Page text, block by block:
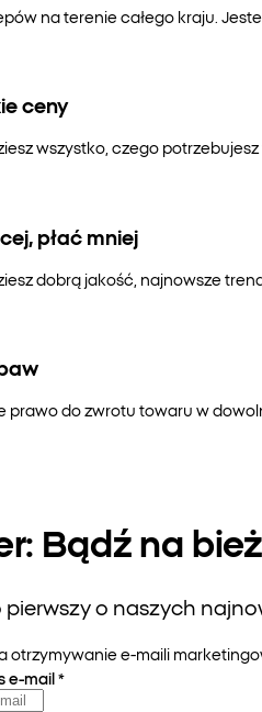
na terenie całego kraju.
ceny
wszystko, czego
płać mniej
dobrą jakość, najnowsze
prawo do zwrotu towaru w
Bądź na
pierwszy o naszych
otrzymywanie e-maili
e-mail*